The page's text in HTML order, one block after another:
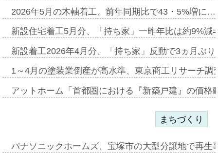
2026年5月の木軸着工、前年同期比で43・5%増に…
新設住宅着工5月分、「持ち家」一昨年比は約9%
新設着工2026年4月分、「持ち家」反動で3ヵ月ぶ
1～4月の塗装業倒産が高水準、東京商工リサーチ
アットホーム「首都圏における『新築戸建』の価
まちづくり
パナソニックホームズ、宝塚市の大型分譲地で再